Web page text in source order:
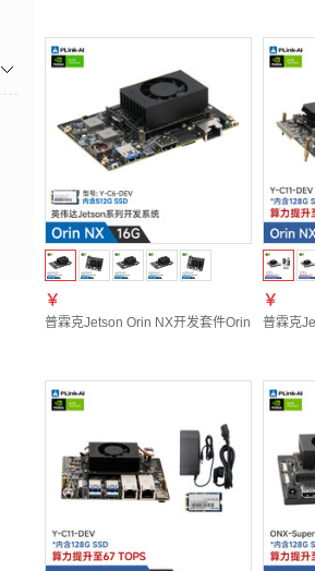
￥
普霖克Jetson Orin NX开发套件Orin nano开
￥
普霖克